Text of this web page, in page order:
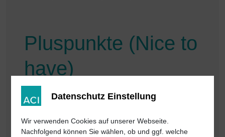
Pluspunkte (Nice to
have)
Hardwarenahe Programmierkenntnisse, z. B.
Programmierung von Microcontrollern (Embedded
C/C++) oder generell Nähe zu
Gerätetreibern/Protokollen
Datenschutz Einstellung
Wir verwenden Cookies auf unserer Webseite.
Nachfolgend können Sie wählen, ob und ggf. welche